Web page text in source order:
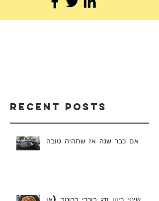
Recent Posts
אם כבר שנה אז שתהיה טובה
שינוי כיוון ודג בוכרי ברוטב (או